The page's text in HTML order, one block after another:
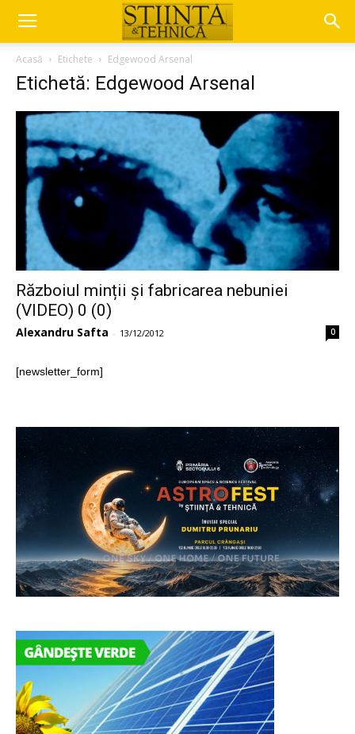
Acasă Etichete Edgewood Arsenal
Etichetă: Edgewood Arsenal
Războiul minții și fabricarea nebuniei
(VIDEO) 0 (0)
Alexandru Safta - 13/12/2012 0
[newsletter_form]